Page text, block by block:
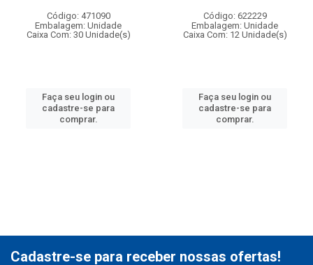
Código: 471090
Embalagem: Unidade
Caixa Com: 30 Unidade(s)
Faça seu login ou
cadastre-se para
comprar.
Código: 622229
Embalagem: Unidade
Caixa Com: 12 Unidade(s)
Faça seu login ou
cadastre-se para
comprar.
Cadastre-se para receber nossas ofertas!